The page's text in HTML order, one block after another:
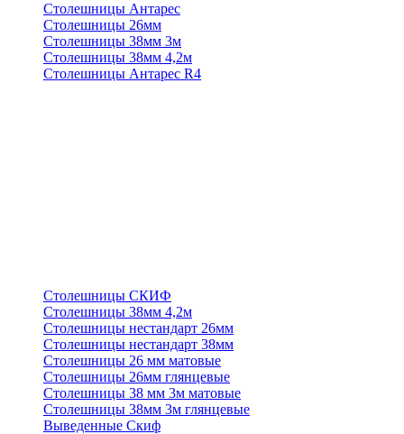
Столешницы Антарес
Столешницы 26мм
Столешницы 38мм 3м
Столешницы 38мм 4,2м
Столешницы Антарес R4
Столешницы СКИФ
Столешницы 38мм 4,2м
Столешницы нестандарт 26мм
Столешницы нестандарт 38мм
Столешницы 26 мм матовые
Столешницы 26мм глянцевые
Столешницы 38 мм 3м матовые
Столешницы 38мм 3м глянцевые
Выведенные Скиф